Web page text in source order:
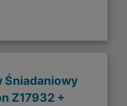
Śniadaniowy
Z17932 +